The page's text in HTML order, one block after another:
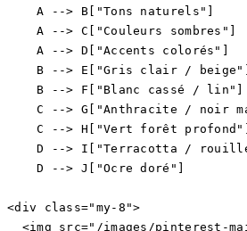
    A --> B["Tons naturels"]
    A --> C["Couleurs sombres"]
    A --> D["Accents colorés"]
    B --> E["Gris clair / beige"]
    B --> F["Blanc cassé / lin"]
C --> G["Anthracite / noir
    C --> H["Vert forêt profond"]
D --> I["Terracotta /
    D --> J["Ocre doré"]
<div class="my-8">
<img src="/images/pinterest-